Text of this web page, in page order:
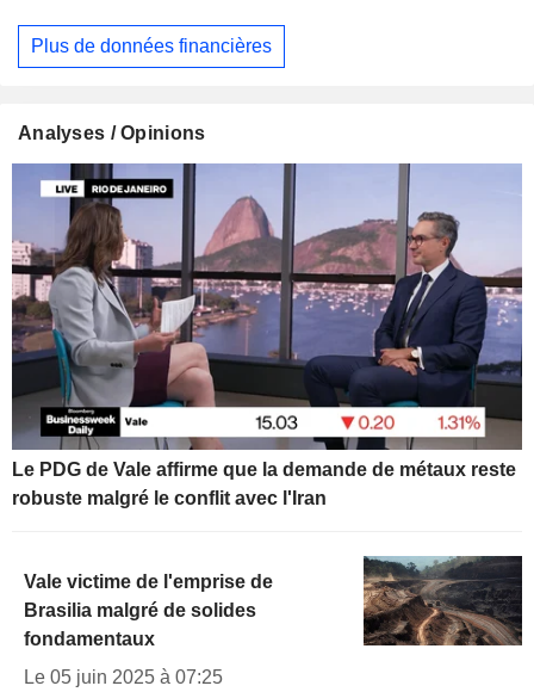
Plus de données financières
Analyses / Opinions
Le PDG de Vale affirme que la demande de métaux reste
robuste malgré le conflit avec l'Iran
Vale victime de l'emprise de
Brasilia malgré de solides
fondamentaux
Le 05 juin 2025 à 07:25